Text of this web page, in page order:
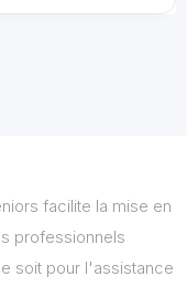
facilite la mise en
professionnels
soit pour l'assistance